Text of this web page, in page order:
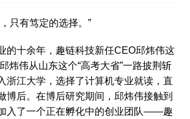
只有笃定的选择。”
的十余年，趣链科技新任CEO邱炜伟这
炜伟从山东这个“高考大省”一路披荆斩
浙江大学，选择了计算机专业就读，直
博后。在博后研究期间，邱炜伟接触到
入了一个正在孵化中的创业团队——趣